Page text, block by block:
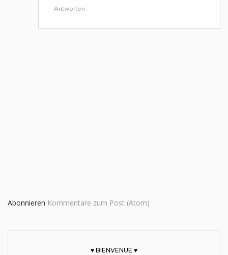
Antworten
Abonnieren Kommentare zum Post (Atom)
♥ BIENVENUE ♥